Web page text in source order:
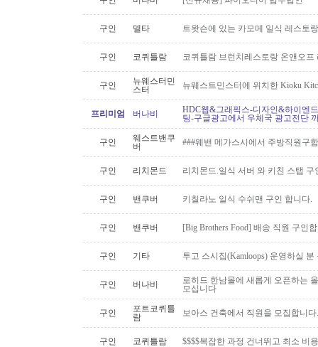
구인 델타 트왓슨에 있는 카모메 일식 레스토
구인 코퀴틀람 코퀴틀람 브런치레스토랑 온앤오프
구인
뉴웨스터민
스터
뉴웨스트민스터에 위치한 Kioku
프리미엄 버나비
HDC웹&그래픽스-디자인&하이엔
팅-구글광고에서 우체국 광고전단
구인
웨스트밴쿠
버
###웨밴 메가스시에서 주방직원구
구인 리치몬드 리치몬드.일식 서버 와 키친 스탭 구
구인 밴쿠버 키칠라노 일식 수쉬맨 구인 합니다.
구인 밴쿠버 [Big Brothers Food] 배송 직원 구인
구인 기타 투고 스시집(Kamloops) 운영하실
구인 버나비
로히드 한남몰에 새롭게 오픈하는
모십니다
구인
포트코퀴틀
람
보아스 건축에서 직원을 모집합니다.
구인 코퀴틀람 $$$$복잡한 과정 건너뛰고 최소 비